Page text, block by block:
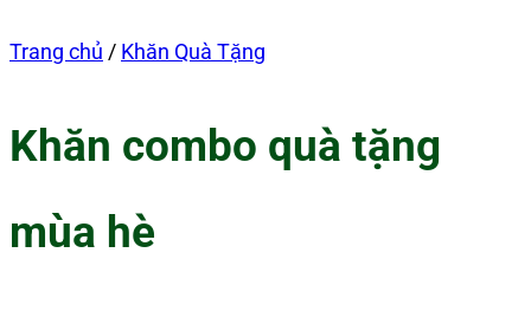
Trang chủ / Khăn Quà Tặng
Khăn combo quà tặng
mùa hè